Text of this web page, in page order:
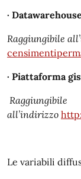
·
Raggiungibile
· Piattaforma gis
Raggiungibile
all’indirizzo
Le variabili